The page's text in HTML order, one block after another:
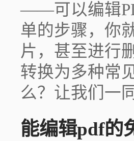
——可以编辑
单的步骤，你
片，甚至进行
转换为多种常
么？让我们一
能编辑pdf的